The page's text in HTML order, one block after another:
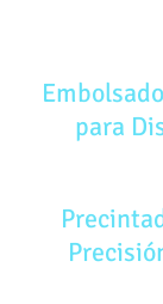
para